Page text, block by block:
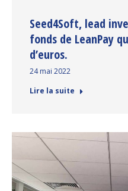
Seed4Soft, lead
fonds de LeanPay
d’euros.
24 mai 2022
Lire la suite